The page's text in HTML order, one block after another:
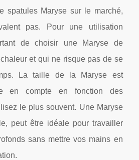
spatules Maryse sur le marché,
pas. Pour une utilisation
de choisir une Maryse de
et qui ne risque pas de se
La taille de la Maryse est
en compte en fonction des
le plus souvent. Une Maryse
peut être idéale pour travailler
sans mettre vos mains en